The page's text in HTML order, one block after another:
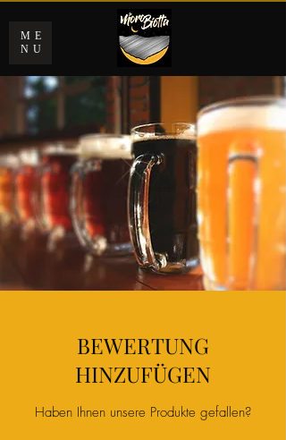
ME
NU
BEWERTUNG
HINZUFÜGEN
Haben Ihnen unsere Produkte gefallen?